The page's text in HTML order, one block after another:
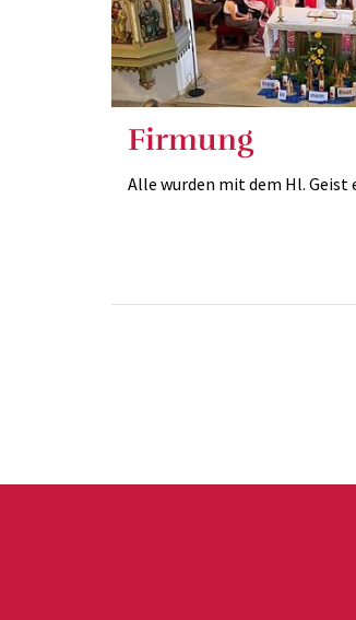
Firmung
Alle wurden mit dem Hl. Geist